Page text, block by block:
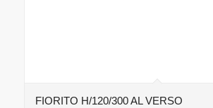
FIORITO H/120/300 AL VERSO